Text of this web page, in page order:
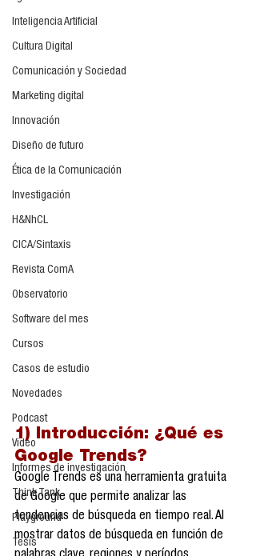
Inteligencia Artificial
Cultura Digital
Comunicación y Sociedad
Marketing digital
Innovación
Diseño de futuro
Ética de la Comunicación
Investigación
H&NhCL
CICA/Sintaxis
Revista ComA
Observatorio
Software del mes
Cursos
Casos de estudio
Novedades
Podcast
Video
Informes de investigación
Think Tank
Playground
Tesis
1) Introducción: ¿Qué es
Google Trends?
Google Trends es una herramienta gratuita
de Google que permite analizar las
tendencias de búsqueda en tiempo real. Al
mostrar datos de búsqueda en función de